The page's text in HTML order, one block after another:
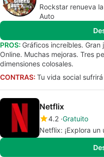
Rockstar renueva
Auto
PROS: Gráficos increíbles.
Online. Muchas mejoras. Tres
dimensiones colosales.
CONTRAS: Tu vida social
Netflix
4.2 Gratuito
Netflix: ¡Explora